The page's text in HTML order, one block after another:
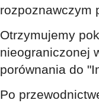
rozpoznawczym
Otrzymujemy
nieograniczonej
porównania do
Po